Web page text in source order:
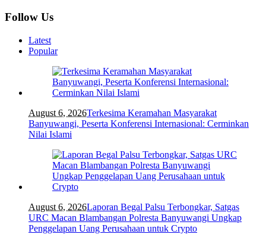
Follow Us
Latest
Popular
August 6, 2026Terkesima Keramahan Masyarakat
Banyuwangi, Peserta Konferensi Internasional: Cerminkan
Nilai Islami
August 6, 2026Laporan Begal Palsu Terbongkar, Satgas
URC Macan Blambangan Polresta Banyuwangi Ungkap
Penggelapan Uang Perusahaan untuk Crypto